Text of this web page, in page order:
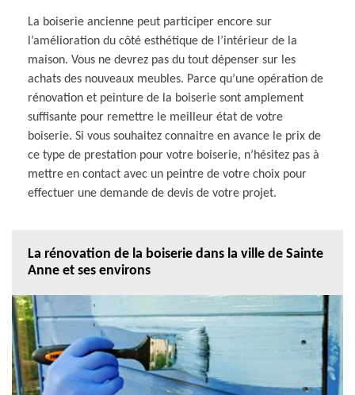
La boiserie ancienne peut participer encore sur
l’amélioration du côté esthétique de l’intérieur de la
maison. Vous ne devrez pas du tout dépenser sur les
achats des nouveaux meubles. Parce qu’une opération de
rénovation et peinture de la boiserie sont amplement
suffisante pour remettre le meilleur état de votre
boiserie. Si vous souhaitez connaitre en avance le prix de
ce type de prestation pour votre boiserie, n’hésitez pas à
mettre en contact avec un peintre de votre choix pour
effectuer une demande de devis de votre projet.
La rénovation de la boiserie dans la ville de Sainte
Anne et ses environs